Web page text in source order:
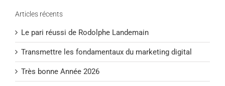
Articles récents
Le pari réussi de Rodolphe Landemain
Transmettre les fondamentaux du marketing digital
Très bonne Année 2026